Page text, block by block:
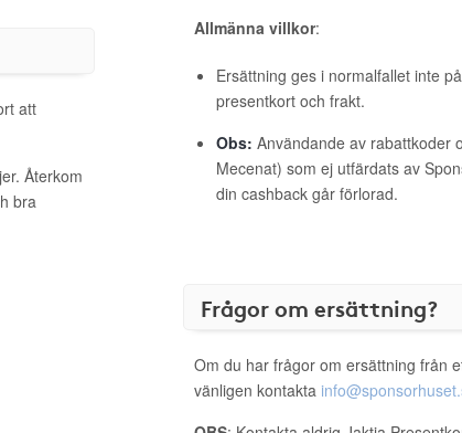
att
Återkom
bra
Allmänna villkor:
Ersättning ges i normalfallet inte
presentkort och frakt.
Obs: Användande av rabattkoder
Mecenat) som ej utfärdats av
din cashback går förlorad.
Frågor om ersättning?
Om du har frågor om ersättning från
vänligen kontakta